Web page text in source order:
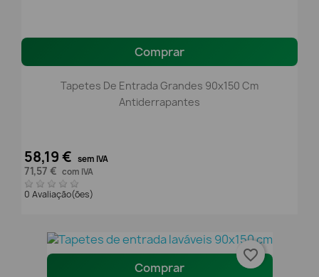
Comprar
Tapetes De Entrada Grandes 90x150 Cm
Antiderrapantes
58,19 € sem IVA
71,57 € com IVA
0 Avaliação(ões)
Comprar
favorite_border